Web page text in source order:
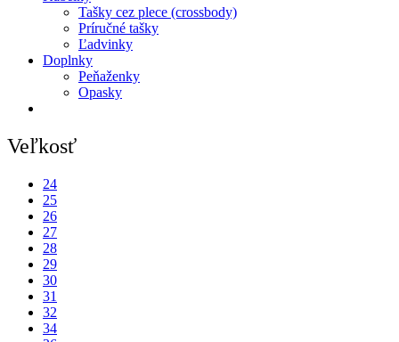
Tašky cez plece (crossbody)
Príručné tašky
Ľadvinky
Doplnky
Peňaženky
Opasky
Veľkosť
24
25
26
27
28
29
30
31
32
34